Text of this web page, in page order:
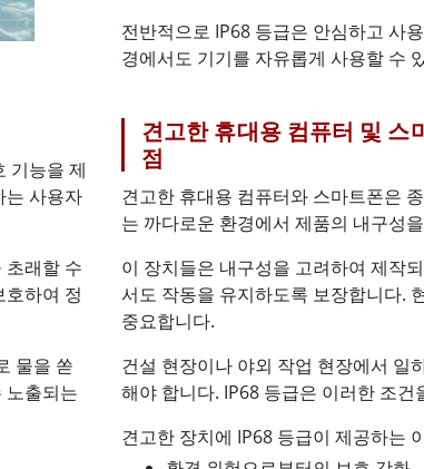
전반적으로 IP68 등급은 안심하고 사
경에서도 기기를 자유롭게 사용할 수
기능을 제
는 사용자
초래할 수
하여 정
물을 쏟
노출되는
견고한 휴대용 컴퓨터 및 스
점
견고한 휴대용 컴퓨터와 스마트폰은
는 까다로운 환경에서 제품의 내구성
이 장치들은 내구성을 고려하여 제작
서도 작동을 유지하도록 보장합니다.
중요합니다.
건설 현장이나 야외 작업 현장에서 일
해야 합니다. IP68 등급은 이러한 조건
견고한 장치에 IP68 등급이 제공하는